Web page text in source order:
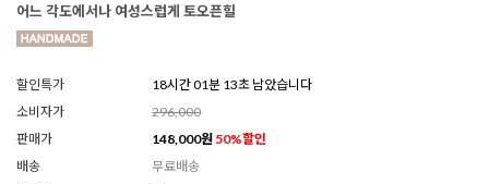
어느 각도에서나 여성스럽게 토오픈힐
할인특가
18시간 01분 11초 남았습니다
소비자가
296,000
판매가
148,000원 50%할인
배송
무료배송